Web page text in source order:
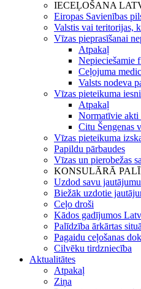
IECEĻOŠANA
Eiropas Savienības
Valstis vai teritorijas,
Vīzas pieprasīšanai
Atpakaļ
Nepieciešamie
Ceļojuma
Valsts nodeva
Vīzas pieteikuma
Atpakaļ
Normatīvie akti
Citu Šengenas
Vīzas pieteikuma
Papildu pārbaudes
Vīzas un pierobežas
KONSULĀRĀ
Uzdod savu jautājumu
Biežāk uzdotie
Ceļo droši
Kādos gadījumos
Palīdzība ārkārtas
Pagaidu ceļošanas
Cilvēku tirdzniecība
Aktualitātes
Atpakaļ
Ziņa